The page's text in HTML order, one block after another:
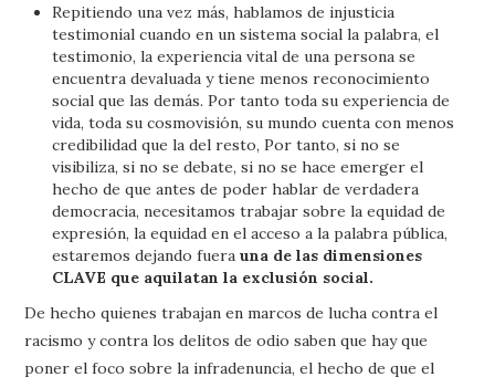
Repitiendo una vez más, hablamos de injusticia
testimonial cuando en un sistema social la palabra, el
testimonio, la experiencia vital de una persona se
encuentra devaluada y tiene menos reconocimiento
social que las demás. Por tanto toda su experiencia de
vida, toda su cosmovisión, su mundo cuenta con menos
credibilidad que la del resto, Por tanto, si no se
visibiliza, si no se debate, si no se hace emerger el
hecho de que antes de poder hablar de verdadera
democracia, necesitamos trabajar sobre la equidad de
expresión, la equidad en el acceso a la palabra pública,
estaremos dejando fuera una de las dimensiones
CLAVE que aquilatan la exclusión social.
De hecho quienes trabajan en marcos de lucha contra el
racismo y contra los delitos de odio saben que hay que
poner el foco sobre la infradenuncia, el hecho de que el